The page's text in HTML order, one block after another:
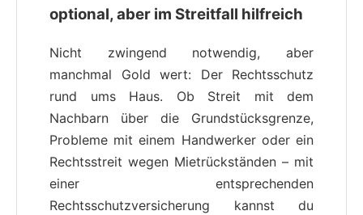
optional, aber im Streitfall hilfreich
Nicht zwingend notwendig, aber
manchmal Gold wert: Der Rechtsschutz
rund ums Haus. Ob Streit mit dem
Nachbarn über die Grundstücksgrenze,
Probleme mit einem Handwerker oder ein
Rechtsstreit wegen Mietrückständen – mit
einer entsprechenden
Rechtsschutzversicherung kannst du